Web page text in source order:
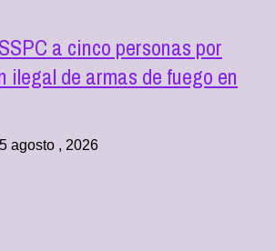
a cinco personas por
ilegal de armas de fuego en
agosto , 2026